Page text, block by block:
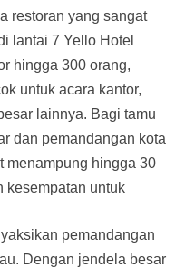
restoran yang sangat
lantai 7 Yello Hotel
hingga 300 orang,
untuk acara kantor,
lainnya. Bagi tamu
dan pemandangan kota
menampung hingga 30
kesempatan untuk
pemandangan
Dengan jendela besar